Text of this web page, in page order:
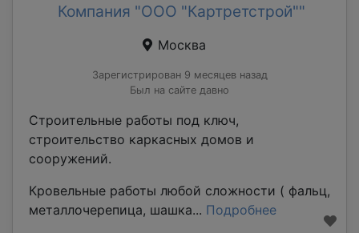
Компания "ООО "Картретстрой""
Москва
Зарегистрирован 9 месяцев назад
Был на сайте давно
Строительные работы под ключ,
строительство каркасных домов и
сооружений.
Кровельные работы любой сложности ( фальц,
металлочерепица, шашка... Подробнее